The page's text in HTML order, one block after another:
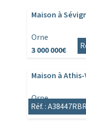
Maison à
Orne
3 000 000€
Maison à
Orne
437 000€446
Réf. :